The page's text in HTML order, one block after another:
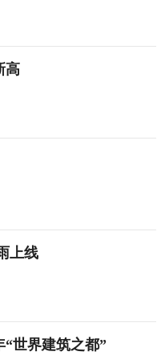
高
上线
“世界建筑之都”